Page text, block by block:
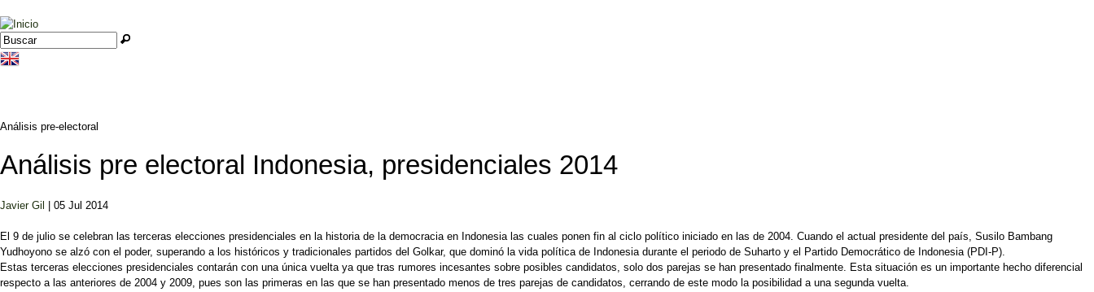
Jump to navigation
Formulario de búsqueda
Buscar
Análisis pre-electoral
Análisis pre electoral Indonesia, presidenciales 2014
Javier Gil | 05 Jul 2014
El 9 de julio se celebran las terceras elecciones presidenciales en la historia de la democracia en Indonesia las cuales ponen fin al ciclo político iniciado en las de 2004. Cuando el actual presidente del país, Susilo Bambang
Yudhoyono se alzó con el poder, superando a los históricos y tradicionales partidos del Golkar, que dominó la vida política de Indonesia durante el periodo de Suharto y el Partido Democrático de Indonesia (PDI-P).
Estas terceras elecciones presidenciales contarán con una única vuelta ya que tras rumores incesantes sobre posibles candidatos, solo dos parejas se han presentado finalmente. Esta situación es un importante hecho diferencial
respecto a las anteriores de 2004 y 2009, pues son las primeras en las que se han presentado menos de tres parejas de candidatos, cerrando de este modo la posibilidad a una segunda vuelta.